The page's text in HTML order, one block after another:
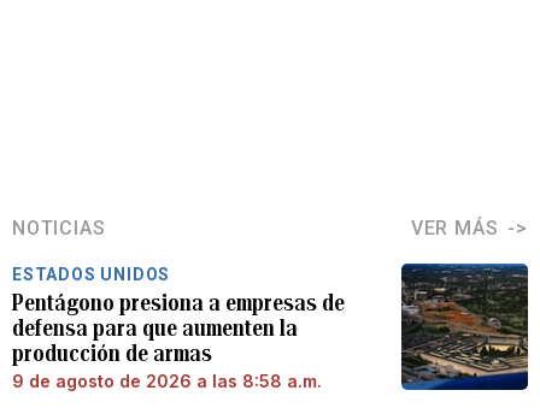
NOTICIAS VER MÁS
ESTADOS UNIDOS
Pentágono presiona a empresas de
defensa para que aumenten la
producción de armas
9 de agosto de 2026 a las 8:58 a.m.